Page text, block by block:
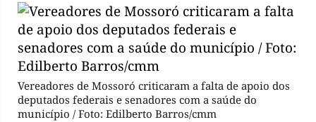
Vereadores de Mossoró criticaram a falta de apoio dos
deputados federais e senadores com a saúde do
município / Foto: Edilberto Barros/cmm